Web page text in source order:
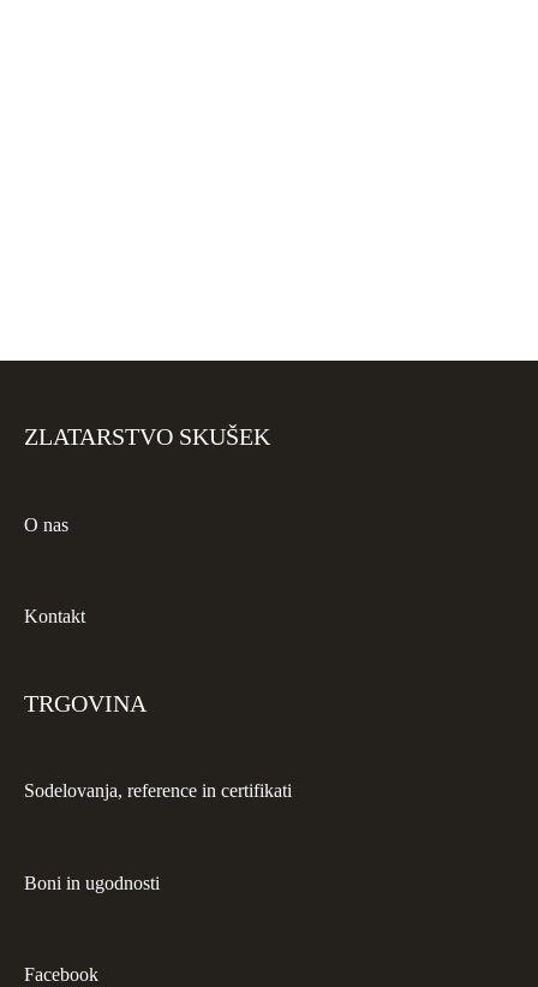
ZLATARSTVO SKUŠEK
O nas
Kontakt
TRGOVINA
Sodelovanja, reference in certifikati
Boni in ugodnosti
Facebook